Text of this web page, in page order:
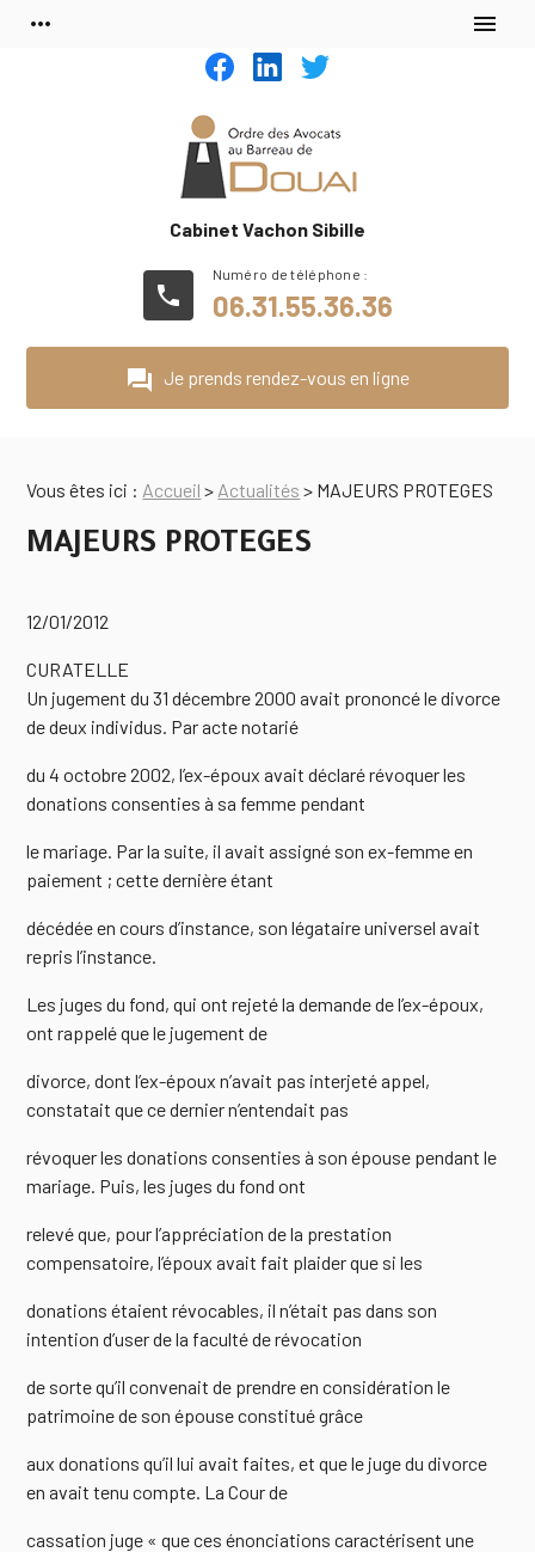
more_horiz menu
Cabinet Vachon Sibille
phone 06.31.55.36.36
question_answer Je prends rendez-vous en ligne
Vous êtes ici : Accueil > Actualités > MAJEURS PROTEGES
MAJEURS PROTEGES
12/01/2012
CURATELLE
Un jugement du 31 décembre 2000 avait prononcé le divorce
de deux individus. Par acte notarié
du 4 octobre 2002, l’ex-époux avait déclaré révoquer les
donations consenties à sa femme pendant
le mariage. Par la suite, il avait assigné son ex-femme en
paiement ; cette dernière étant
décédée en cours d’instance, son légataire universel avait
repris l’instance.
Les juges du fond, qui ont rejeté la demande de l’ex-époux,
ont rappelé que le jugement de
divorce, dont l’ex-époux n’avait pas interjeté appel,
constatait que ce dernier n’entendait pas
révoquer les donations consenties à son épouse pendant le
mariage. Puis, les juges du fond ont
relevé que, pour l’appréciation de la prestation
compensatoire, l’époux avait fait plaider que si les
donations étaient révocables, il n’était pas dans son
intention d’user de la faculté de révocation
de sorte qu’il convenait de prendre en considération le
patrimoine de son épouse constitué grâce
aux donations qu’il lui avait faites, et que le juge du divorce
en avait tenu compte. La Cour de
cassation juge « que ces énonciations caractérisent une